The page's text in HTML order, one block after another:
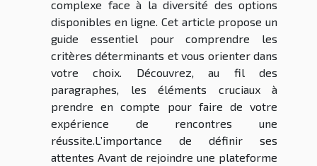
complexe face à la diversité des options
disponibles en ligne. Cet article propose un
guide essentiel pour comprendre les
critères déterminants et vous orienter dans
votre choix. Découvrez, au fil des
paragraphes, les éléments cruciaux à
prendre en compte pour faire de votre
expérience de rencontres une
réussite.L’importance de définir ses
attentes Avant de rejoindre une plateforme